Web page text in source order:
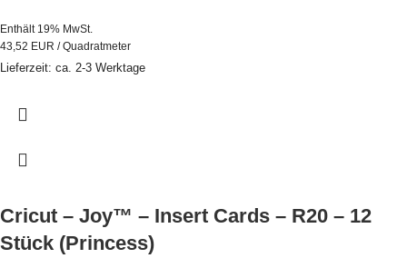
Enthält 19% MwSt.
43,52 EUR / Quadratmeter
Lieferzeit: ca. 2-3 Werktage
Cricut – Joy™ – Insert Cards – R20 – 12
Stück (Princess)